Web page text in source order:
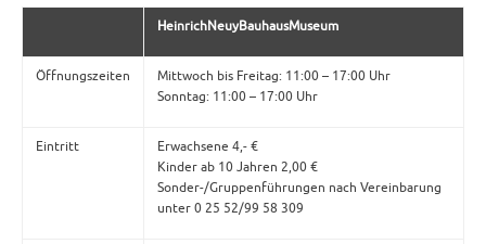
HeinrichNeuyBauhausMuseum
Öffnungszeiten
Mittwoch bis Freitag: 11:00 – 17:00 Uhr
Sonntag: 11:00 – 17:00 Uhr
Eintritt
Erwachsene 4,- €
Kinder ab 10 Jahren 2,00 €
Sonder-/Gruppenführungen nach Vereinbarung
unter 0 25 52/99 58 309